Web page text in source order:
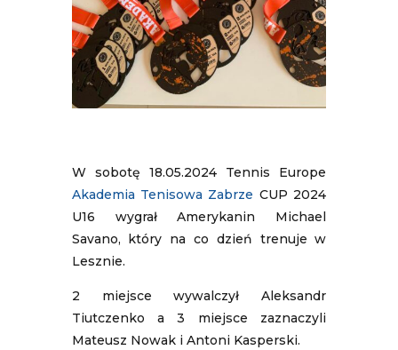
W sobotę 18.05.2024 Tennis Europe
Akademia Tenisowa Zabrze CUP 2024
U16 wygrał Amerykanin Michael
Savano, który na co dzień trenuje w
Lesznie.
2 miejsce wywalczył Aleksandr
Tiutczenko a 3 miejsce zaznaczyli
Mateusz Nowak i Antoni Kasperski.